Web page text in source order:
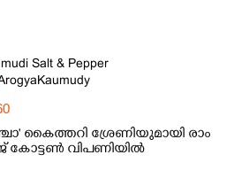
​കൈ​ത്ത​റി​ ​ശ്രേ​ണി​യു​മാ​യി​ ​രാം​
​കോ​ട്ടൺ വിപണിയിൽ
Copy Link